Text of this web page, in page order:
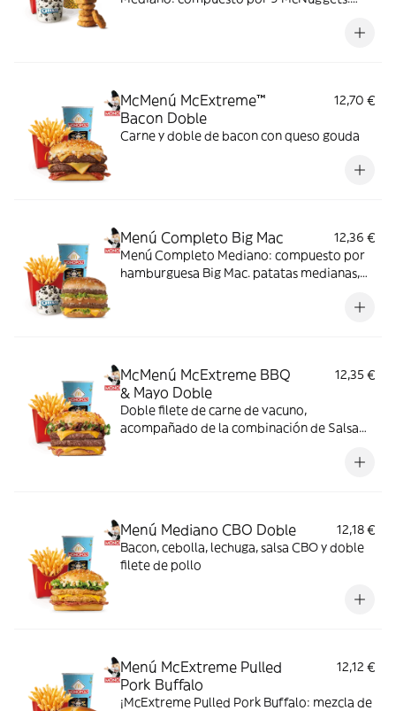
McMenú McExtreme™
Bacon Doble
12,70 €
Carne y doble de bacon con queso gouda
Menú Completo Big Mac
12,36 €
Menú Completo Mediano: compuesto por
hamburguesa Big Mac. patatas medianas,
McMenú McExtreme BBQ
& Mayo Doble
12,35 €
Doble filete de carne de vacuno,
acompañado de la combinación de Salsa
doble de cheddar, lechuga fresca y tiras de
Menú Mediano CBO Doble
12,18 €
Bacon, cebolla, lechuga, salsa CBO y doble
filete de pollo
Menú McExtreme Pulled
Pork Buffalo
12,12 €
¡McExtreme Pulled Pork Buffalo: mezcla de